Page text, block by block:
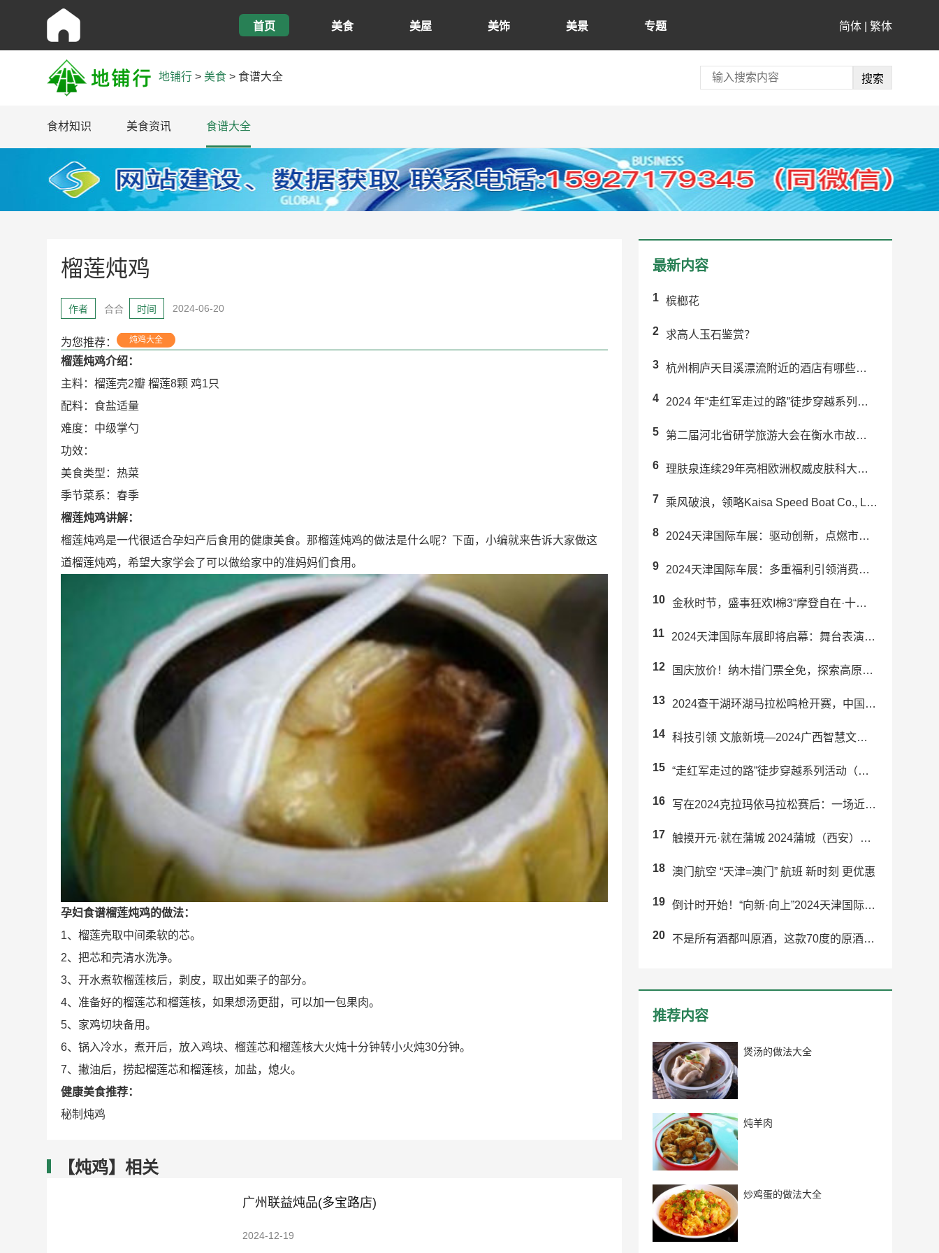
首页 美食 美屋 美饰 美景 专题 简体| 繁体
地铺行 > 美食 >食谱大全
食材知识 美食资讯 食谱大全
榴莲炖鸡
作者 合合 时间 2024-06-20
为您推荐： 炖鸡大全
榴莲炖鸡介绍：
主料：榴莲壳2瓣 榴莲8颗 鸡1只
配料：食盐适量
难度：中级掌勺
功效：
美食类型：热菜
季节菜系：春季
榴莲炖鸡讲解：
榴莲炖鸡是一代很适合孕妇产后食用的健康美食。那榴莲炖鸡的做法是什么呢？下面，小编就来告诉大家做这
道榴莲炖鸡，希望大家学会了可以做给家中的准妈妈们食用。
孕妇食谱榴莲炖鸡的做法：
1、榴莲壳取中间柔软的芯。
2、把芯和壳清水洗净。
3、开水煮软榴莲核后，剥皮，取出如栗子的部分。
4、准备好的榴莲芯和榴莲核，如果想汤更甜，可以加一包果肉。
5、家鸡切块备用。
6、锅入冷水，煮开后，放入鸡块、榴莲芯和榴莲核大火炖十分钟转小火炖30分钟。
7、撇油后，捞起榴莲芯和榴莲核，加盐，熄火。
健康美食推荐：
秘制炖鸡
【炖鸡】相关
广州联益炖品(多宝路店)
2024-12-19
最新内容
1 槟榔花
2 求高人玉石鉴赏？
3 杭州桐庐天目溪漂流附近的酒店有哪些推荐？
4 2024 年“走红军走过的路”徒步穿越系列活动(炎陵站) 举办
5 第二届河北省研学旅游大会在衡水市故城县成功举办
6 理肤泉连续29年亮相欧洲权威皮肤科大会EADV 强势引领科学护肤未来趋势
7 乘风破浪，领略Kaisa Speed Boat Co., Ltd.带来的...
8 2024天津国际车展：驱动创新，点燃市场激情
9 2024天津国际车展：多重福利引领消费升级，赋能汽车行业新发展
10 金秋时节，盛事狂欢I棉3“摩登自在·十一复古派对”预热来袭！
11 2024天津国际车展即将启幕：舞台表演精彩纷呈！
12 国庆放价！纳木措门票全免，探索高原圣湖！
13 2024查干湖环湖马拉松鸣枪开赛，中国运动员包揽男女子冠军
14 科技引领 文旅新境—2024广西智慧文旅 行业交流大会在南宁成功举办
15 “走红军走过的路”徒步穿越系列活动（东安站）暨舜皇山首届登山活动举行
16 写在2024克拉玛依马拉松赛后：一场近乎完美的“双向奔赴”
17 触摸开元·就在蒲城 2024蒲城（西安）文旅推介会成功举办
18 澳门航空 “天津=澳门” 航班 新时刻 更优惠
19 倒计时开始！“向新·向上”2024天津国际车展即将启幕！
20 不是所有酒都叫原酒，这款70度的原酒真的有那么好喝吗？
推荐内容
煲汤的做法大全
炖羊肉
炒鸡蛋的做法大全